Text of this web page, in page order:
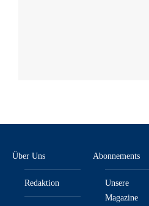
Über Uns
Redaktion
Abonnements
Unsere
Magazine